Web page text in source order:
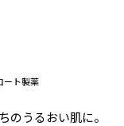
ート製薬
のうるおい肌に。